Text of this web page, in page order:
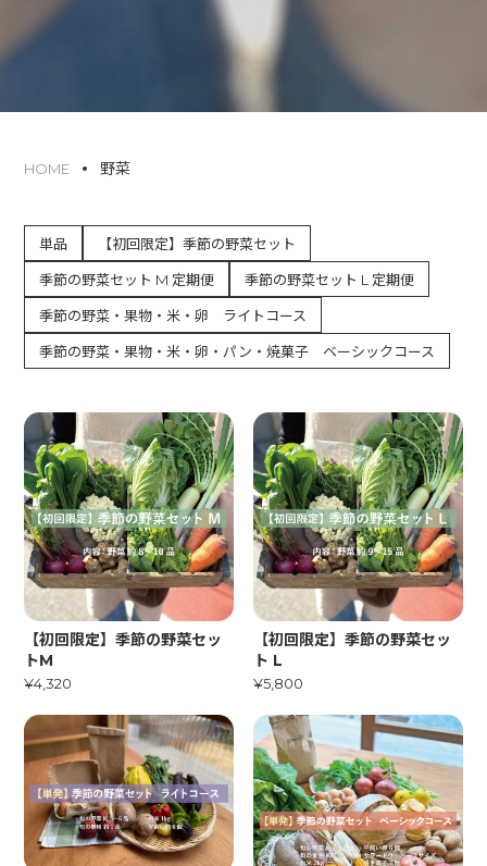
HOME 野菜
単品 【初回限定】季節の野菜セット
季節の野菜セット M 定期便 季節の野菜セット L 定期便
季節の野菜・果物・米・卵 ライトコース
季節の野菜・果物・米・卵・パン・焼菓子 ベーシックコース
【初回限定】季節の野菜セッ
トM
¥4,320
【初回限定】季節の野菜セッ
ト L
¥5,800